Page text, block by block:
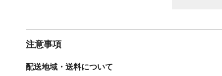
注意事項
配送地域・送料について